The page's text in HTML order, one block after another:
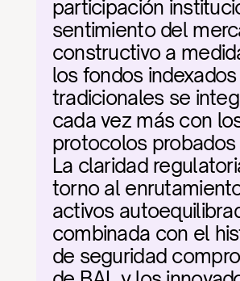
participación
sentimiento del
constructivo a
los fondos indexados
tradicionales se
cada vez más con
protocolos probados
La claridad
torno al
activos
combinada con el
de seguridad